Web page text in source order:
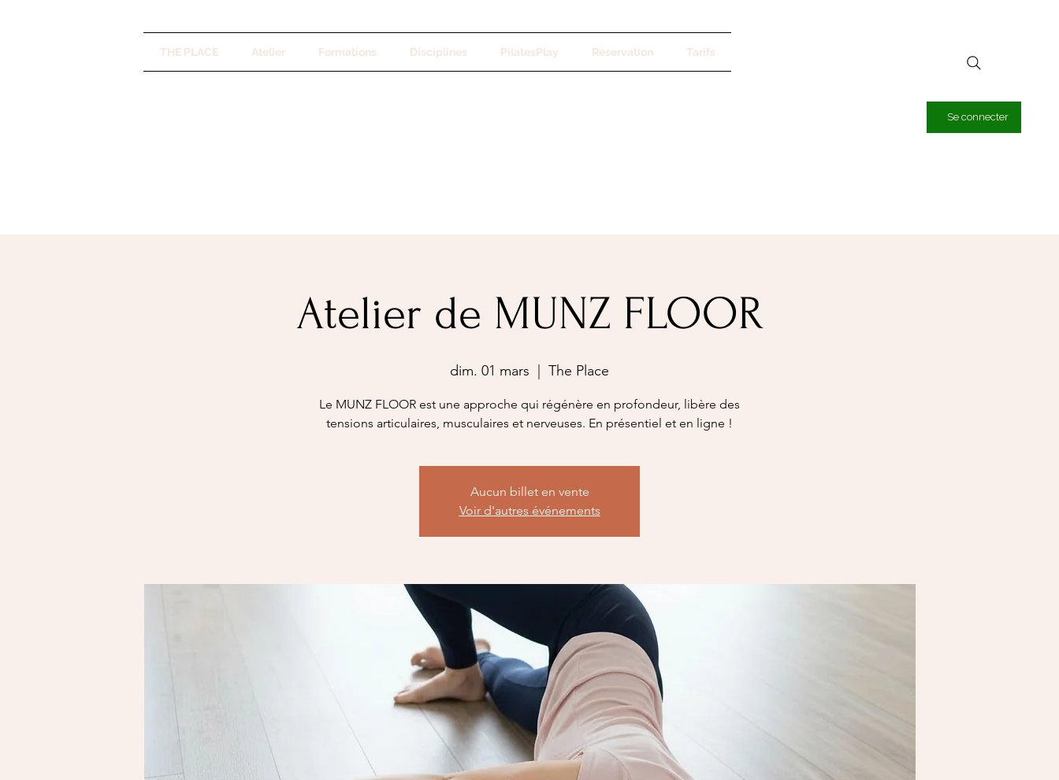
THE PLACE Atelier Formations Disciplines PilatesPlay Réservation Tarifs
Se connecter
Atelier de MUNZ FLOOR
dim. 01 mars The Place
Le MUNZ FLOOR est une approche qui régénère en profondeur, libère des
tensions articulaires, musculaires et nerveuses. En présentiel et en ligne !
Aucun billet en vente
Voir d'autres événements